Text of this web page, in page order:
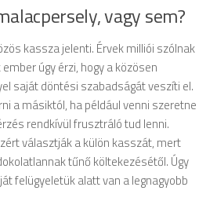
vagy sem?
kassza jelenti. Érvek milliói szólnak
úgy érzi, hogy a közösen
saját döntési szabadságát veszíti el.
a másiktól, ha például venni szeretne
rendkívül frusztráló tud lenni.
választják a külön kasszát, mert
tűnő költekezésétől. Úgy
felügyeletük alatt van a legnagyobb